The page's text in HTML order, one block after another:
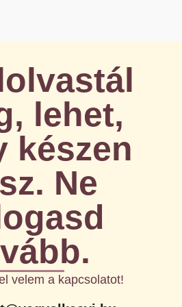
lehet,
készen
Ne
velem a kapcsolatot!​